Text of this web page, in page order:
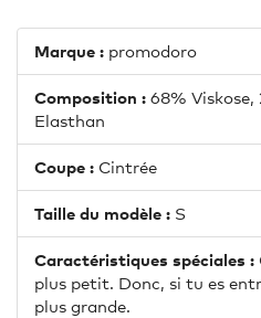
Marque : promodoro
Composition : 68% Viskose,
Elasthan
Coupe : Cintrée
Taille du modèle : S
Caractéristiques spéciales :
plus petit. Donc, si tu es
plus grande.